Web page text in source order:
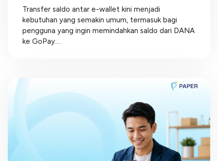
Transfer saldo antar e-wallet kini menjadi
kebutuhan yang semakin umum, termasuk bagi
pengguna yang ingin memindahkan saldo dari DANA
ke GoPay....